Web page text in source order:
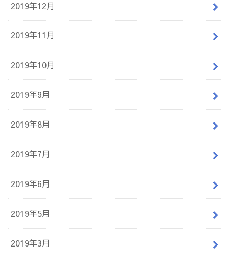
2019年12月
2019年11月
2019年10月
2019年9月
2019年8月
2019年7月
2019年6月
2019年5月
2019年3月